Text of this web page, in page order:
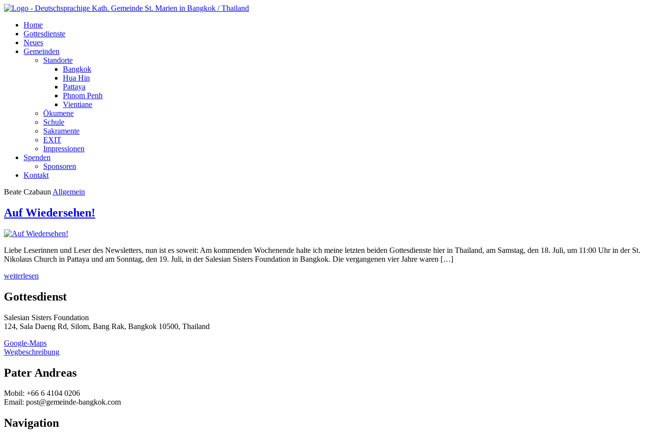
Home
Gottesdienste
Neues
Gemeinden
Standorte
Bangkok
Hua Hin
Pattaya
Phnom Penh
Vientiane
Ökumene
Schule
Sakramente
EXIT
Impressionen
Spenden
Sponsoren
Kontakt
Beate Czabaun Allgemein
Auf Wiedersehen!
Liebe Leserinnen und Leser des Newsletters, nun ist es soweit: Am kommenden Wochenende halte ich meine letzten beiden Gottesdienste hier in Thailand, am Samstag, den 18. Juli, um 11:00 Uhr in der St.
Nikolaus Church in Pattaya und am Sonntag, den 19. Juli, in der Salesian Sisters Foundation in Bangkok. Die vergangenen vier Jahre waren […]
weiterlesen
Gottesdienst
Salesian Sisters Foundation
124, Sala Daeng Rd, Silom, Bang Rak, Bangkok 10500, Thailand
Google-Maps
Wegbeschreibung
Pater Andreas
Mobil: +66 6 4104 0206
Email: post@gemeinde-bangkok.com
Navigation